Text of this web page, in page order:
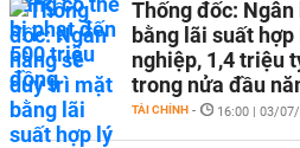
Thống đốc:
bằng lãi suất
nghiệp, 1,4 triệu
trong nửa đầu
TÀI CHÍNH - 16:00 | 03/